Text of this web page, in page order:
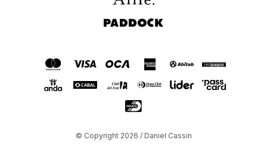
Paddock
© Copyright 2026 / Daniel Cassin